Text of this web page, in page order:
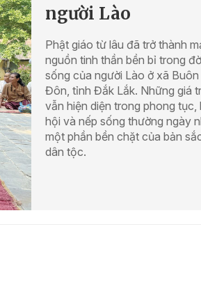
người Lào
Phật giáo từ lâu đã trở thành
nguồn tinh thần bền bỉ trong
sống của người Lào ở xã Buôn
Đôn, tỉnh Đắk Lắk. Những giá
vẫn hiện diện trong phong tục,
hội và nếp sống thường ngày
một phần bền chặt của bản
dân tộc.